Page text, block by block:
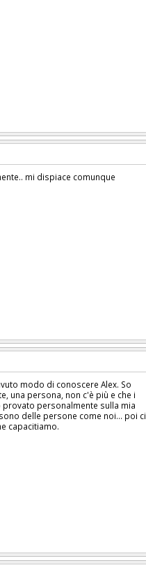
mi dispiace comunque
modo di conoscere Alex. So
una persona, non c'è più e che i
personalmente sulla mia
delle persone come noi... poi ci
capacitiamo.